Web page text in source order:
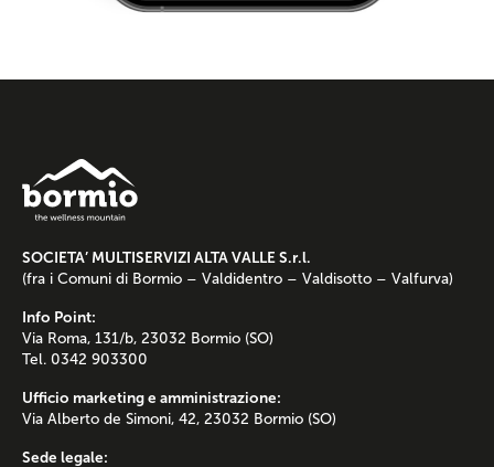
SOCIETA’ MULTISERVIZI ALTA VALLE S.r.l.
(fra i Comuni di Bormio – Valdidentro – Valdisotto – Valfurva)
Info Point:
Via Roma, 131/b, 23032 Bormio (SO)
Tel. 0342 903300
Ufficio marketing e amministrazione:
Via Alberto de Simoni, 42, 23032 Bormio (SO)
Sede legale: